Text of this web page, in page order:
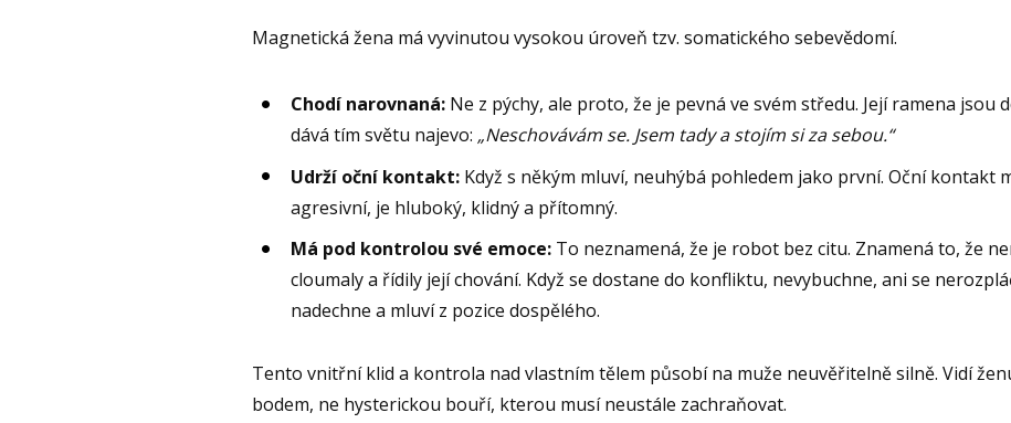
Magnetická žena má vyvinutou vysokou úroveň tzv. somatického sebevědomí.
Chodí narovnaná: Ne z pýchy, ale proto, že je pevná ve svém středu. Její ramena jsou
dává tím světu najevo: „Neschovávám se. Jsem tady a stojím si za sebou.“
Udrží oční kontakt: Když s někým mluví, neuhýbá pohledem jako první. Oční kontakt
agresivní, je hluboký, klidný a přítomný.
Má pod kontrolou své emoce: To neznamená, že je robot bez citu. Znamená to, že
cloumaly a řídily její chování. Když se dostane do konfliktu, nevybuchne, ani se
nadechne a mluví z pozice dospělého.
Tento vnitřní klid a kontrola nad vlastním tělem působí na muže neuvěřitelně silně. Vidí
bodem, ne hysterickou bouří, kterou musí neustále zachraňovat.